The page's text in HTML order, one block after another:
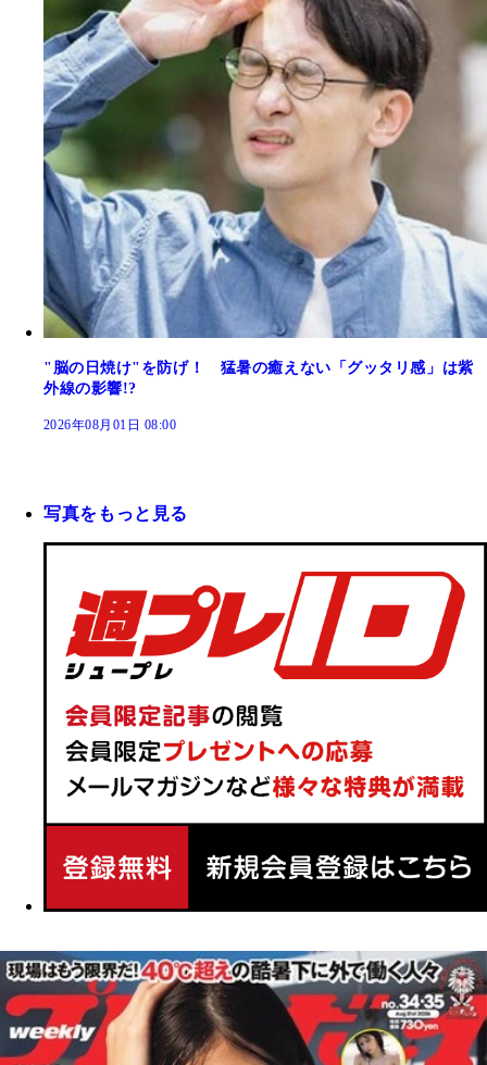
"脳の日焼け"を防げ！ 猛暑の癒えない「グッタリ感」は紫
外線の影響!?
2026年08月01日 08:00
写真をもっと見る